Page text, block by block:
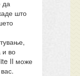
да
што
и во
II може